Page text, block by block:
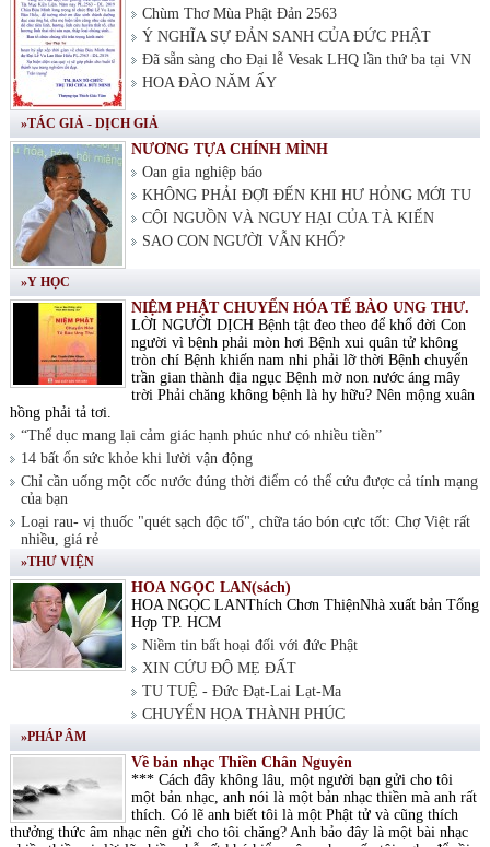
Chùm Thơ Mùa Phật Đản 2563
Ý NGHĨA SỰ ĐẢN SANH CỦA ĐỨC PHẬT
Đã sẵn sàng cho Đại lễ Vesak LHQ lần thứ ba tại VN
HOA ĐÀO NĂM ẤY
»TÁC GIẢ - DỊCH GIẢ
NƯƠNG TỰA CHÍNH MÌNH
Oan gia nghiệp báo
KHÔNG PHẢI ĐỢI ĐẾN KHI HƯ HỎNG MỚI TU
CỘI NGUỒN VÀ NGUY HẠI CỦA TÀ KIẾN
SAO CON NGƯỜI VẪN KHỔ?
»Y HỌC
NIỆM PHẬT CHUYỂN HÓA TẾ BÀO UNG THƯ.
LỜI NGƯỜI DỊCH Bệnh tật đeo theo để khổ đời Con
người vì bệnh phải mòn hơi Bệnh xui quân tử không
tròn chí Bệnh khiến nam nhi phải lỡ thời Bệnh chuyển
trần gian thành địa ngục Bệnh mờ non nước áng mây
trời Phải chăng không bệnh là hy hữu? Nên mộng xuân
hồng phải tả tơi.
“Thể dục mang lại cảm giác hạnh phúc như có nhiều tiền”
14 bất ổn sức khỏe khi lười vận động
Chỉ cần uống một cốc nước đúng thời điểm có thể cứu được cả tính mạng
của bạn
Loại rau- vị thuốc "quét sạch độc tố", chữa táo bón cực tốt: Chợ Việt rất
nhiều, giá rẻ
»THƯ VIỆN
HOA NGỌC LAN(sách)
HOA NGỌC LANThích Chơn ThiệnNhà xuất bản Tổng
Hợp TP. HCM
Niềm tin bất hoại đối với đức Phật
XIN CỨU ĐỘ MẸ ĐẤT
TU TUỆ - Đức Đạt-Lai Lạt-Ma
CHUYỂN HỌA THÀNH PHÚC
»PHÁP ÂM
Về bản nhạc Thiền Chân Nguyên
*** Cách đây không lâu, một người bạn gửi cho tôi
một bản nhạc, anh nói là một bản nhạc thiền mà anh rất
thích. Có lẽ anh biết tôi là một Phật tử và cũng thích
thưởng thức âm nhạc nên gửi cho tôi chăng? Anh bảo đây là một bài nhạc